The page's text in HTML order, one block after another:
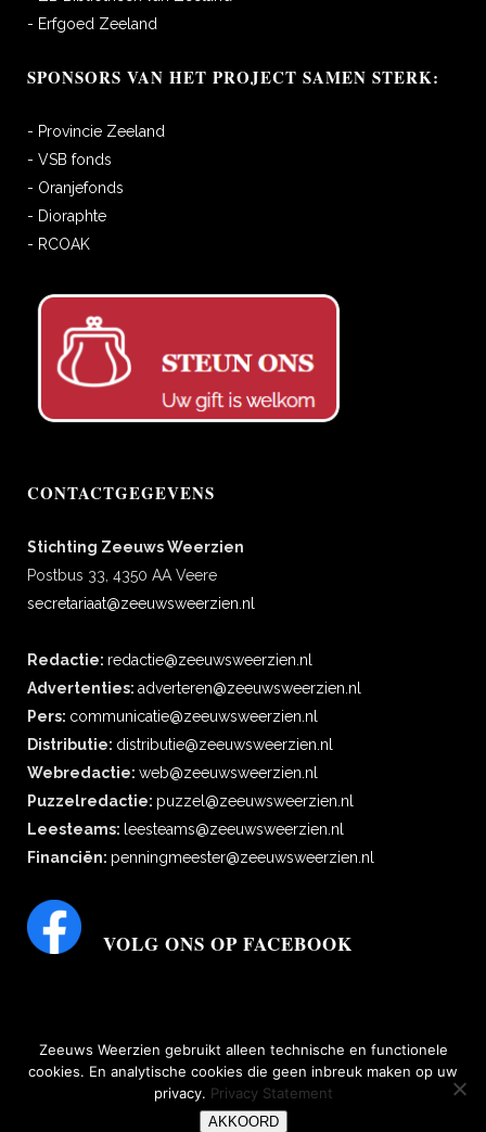
- Erfgoed Zeeland
SPONSORS VAN HET PROJECT SAMEN STERK:
- Provincie Zeeland
- VSB fonds
- Oranjefonds
- Dioraphte
- RCOAK
CONTACTGEGEVENS
Stichting Zeeuws Weerzien
Postbus 33, 4350 AA Veere
secretariaat@zeeuwsweerzien.nl
Redactie: redactie@zeeuwsweerzien.nl
Advertenties: adverteren@zeeuwsweerzien.nl
Pers: communicatie@zeeuwsweerzien.nl
Distributie: distributie@zeeuwsweerzien.nl
Webredactie: web@zeeuwsweerzien.nl
Puzzelredactie: puzzel@zeeuwsweerzien.nl
Leesteams: leesteams@zeeuwsweerzien.nl
Financiën: penningmeester@zeeuwsweerzien.nl
VOLG ONS OP FACEBOOK
bescherming persoonsgegevens|Disclaimer, copyright, aansprakelijkheid,
Zeeuws Weerzien gebruikt alleen technische en functionele
cookies. En analytische cookies die geen inbreuk maken op uw
privacy. Privacy Statement
AKKOORD